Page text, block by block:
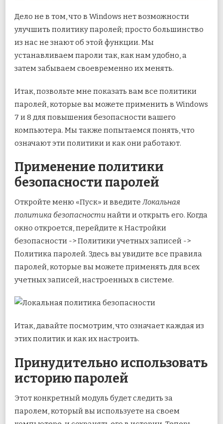
Дело не в том, что в Windows нет возможности
улучшить политику паролей; просто большинство
из нас не знают об этой функции. Мы
устанавливаем пароли так, как нам удобно, а
затем забываем своевременно их менять.
Итак, позвольте мне показать вам все политики
паролей, которые вы можете применить в Windows
7 и 8 для повышения безопасности вашего
компьютера. Мы также попытаемся понять, что
означают эти политики и как они работают.
Применение политики
безопасности паролей
Откройте меню «Пуск» и введитеЛокальная
политика безопасности найти и открыть его. Когда
окно откроется, перейдите к Настройки
безопасности -> Политики учетных записей ->
Политика паролей. Здесь вы увидите все правила
паролей, которые вы можете применять для всех
учетных записей, настроенных в системе.
Итак, давайте посмотрим, что означает каждая из
этих политик и как их настроить.
Принудительно использовать
историю паролей
Этот конкретный модуль будет следить за
паролем, который вы используете на своем